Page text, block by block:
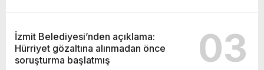
İzmit Belediyesi’nden açıklama:
Hürriyet gözaltına alınmadan önce
soruşturma başlatmış
03